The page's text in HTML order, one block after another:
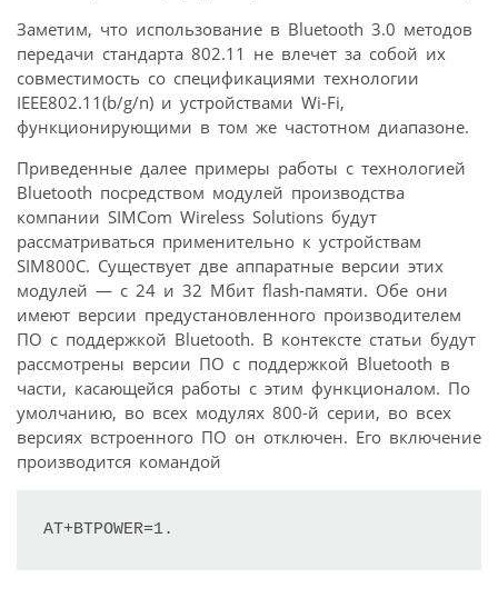
Заметим, что использование в Bluetooth 3.0 методов
передачи стандарта 802.11 не влечет за собой их
совместимость со спецификациями технологии
IEEE802.11(b/g/n) и устройствами Wi-Fi,
функционирующими в том же частотном диапазоне.
Приведенные далее примеры работы с технологией
Bluetooth посредством модулей производства
компании SIMCom Wireless Solutions будут
рассматриваться применительно к устройствам
SIM800C. Существует две аппаратные версии этих
модулей — с 24 и 32 Мбит flash-памяти. Обе они
имеют версии предустановленного производителем
ПО с поддержкой Bluetooth. В контексте статьи будут
рассмотрены версии ПО с поддержкой Bluetooth в
части, касающейся работы с этим функционалом. По
умолчанию, во всех модулях 800-й серии, во всех
версиях встроенного ПО он отключен. Его включение
производится командой
AT+BTPOWER=1.